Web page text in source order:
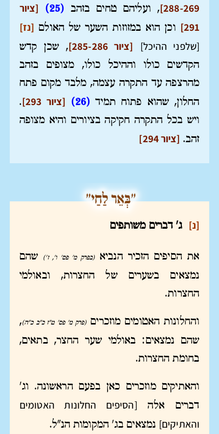
288-269] , ועליהם טחים בזהב (25)
[ציור
291]
וכן הוא במזוזות השער של האולם [נז]
[שלפני ההיכל]
[ציור 285-286]
, שכן קדש
הקדשים כולו וההיכל כולו, מצופים בזהב
מהרצפה עד התקרה עצמה, מלבד מקום פתח
החלון, שהוא פתוח תמיד (26) [ציור 293]
.
ויש בכל התקרה חקיקה בציורים והיא מצופה
זהב. [ציור 294]
[נ] ג' דברים משותפים
את הסיפים הזכיר הנביא (בפרק מ' פס' ו', ז')
שהם
נמצאים בשערים של החצרות, ובאולמי
החצרות.
והחלונות האטומים מוזכרים (פרק מ' פס' ט"ז כ"ב כ"ה),
שהם נמצאים: באולמי שער החצר, בתאים,
בחומת החצרות.
והאתיקים מוזכרים כאן בפעם הראשונה. וג'
דברים אלה [הסיפים החלונות האטומים
והאתיקים] נמצאים בג' המקומות הנ"ל.